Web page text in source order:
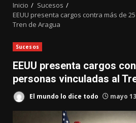
Inicio
Sucesos
EEUU presenta cargos contra más de
Tren de Aragua
Sucesos
EEUU presenta cargos
personas vinculadas al
El mundo lo dice todo mayo